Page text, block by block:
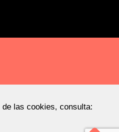
las cookies, consulta: